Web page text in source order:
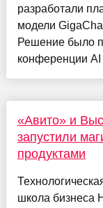
разработали
модели
Решение было
конференции AI
«Авито» и
запустили
продуктами
школа бизнеса